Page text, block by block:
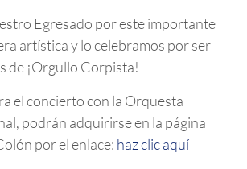
Egresado por este importante
artística y lo celebramos por ser
de ¡Orgullo Corpista!
el concierto con la Orquesta
podrán adquirirse en la página
por el enlace: haz clic aquí